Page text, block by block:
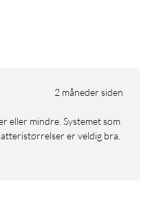
2 måneder siden
er veldig bra.